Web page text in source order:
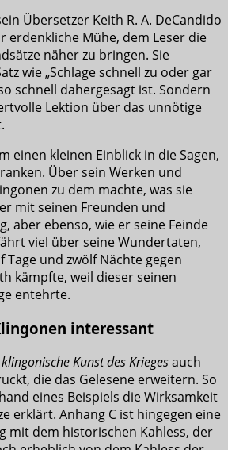
Übersetzer Keith R. A. DeCandido
erdenkliche Mühe, dem Leser die
näher zu bringen. Sie
wie „Schlage schnell zu oder gar
schnell dahergesagt ist. Sondern
Lektion über das unnötige
einen kleinen Einblick in die Sagen,
Über sein Werken und
zu dem machte, was sie
mit seinen Freunden und
aber ebenso, wie er seine Feinde
viel über seine Wundertaten,
Tage und zwölf Nächte gegen
kämpfte, weil dieser seinen
entehrte.
interessant
Kunst des Kriegesauch
die das Gelesene erweitern. So
eines Beispiels die Wirksamkeit
erklärt. Anhang C ist hingegen eine
mit dem historischen Kahless, der